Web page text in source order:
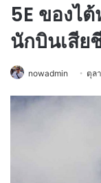
5E ของไ
นักบินเสีย
nowadmin ตุล